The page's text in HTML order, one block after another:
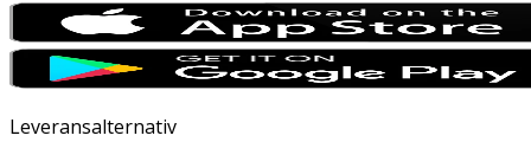
Leveransalternativ